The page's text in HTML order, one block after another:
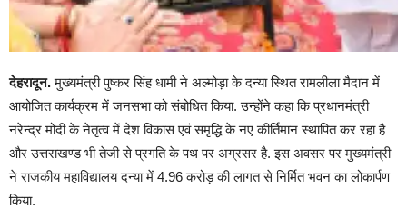
देहरादून.मुख्यमंत्री पुष्कर सिंह धामी ने अल्मोड़ा के दन्या स्थित रामलीला मैदान में
आयोजित कार्यक्रम में जनसभा को संबोधित किया. उन्होंने कहा कि प्रधानमंत्री
नरेन्द्र मोदी के नेतृत्व में देश विकास एवं समृद्धि के नए कीर्तिमान स्थापित कर रहा है
और उत्तराखण्ड भी तेजी से प्रगति के पथ पर अग्रसर है. इस अवसर पर मुख्यमंत्री
ने राजकीय महाविद्यालय दन्या में 4.96 करोड़ की लागत से निर्मित भवन का लोकार्पण
किया.